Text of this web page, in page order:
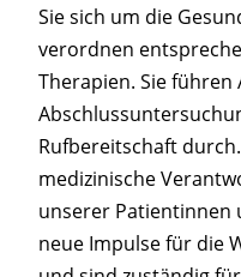
Sie sich um die
verordnen
Therapien. Sie führen
Rufbereitschaft
medizinische
unserer Patientinnen
neue Impulse für die